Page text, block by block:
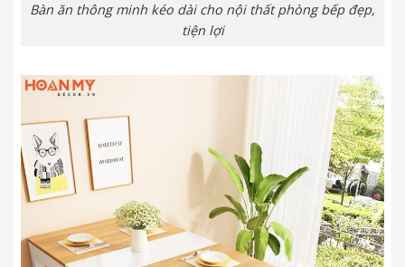
Bàn ăn thông minh kéo dài cho nội thất phòng bếp đẹp,
tiện lợi